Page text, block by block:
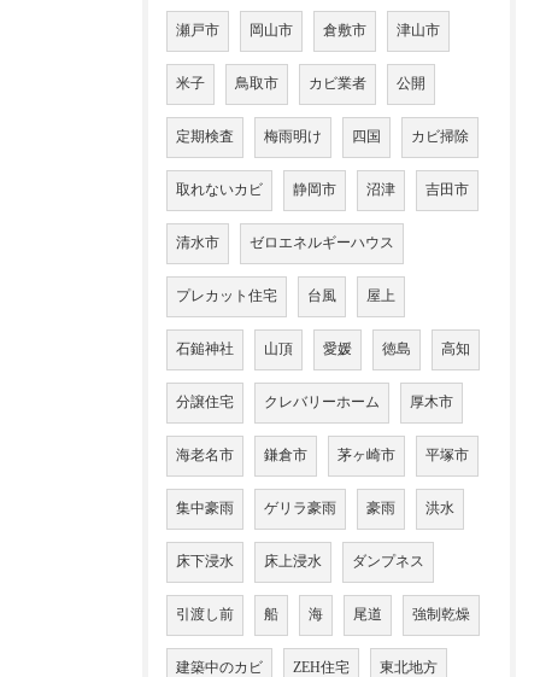
瀬戸市 岡山市 倉敷市 津山市
米子 鳥取市 カビ業者 公開
定期検査 梅雨明け 四国 カビ掃除
取れないカビ 静岡市 沼津 吉田市
清水市 ゼロエネルギーハウス
プレカット住宅 台風 屋上
石鎚神社 山頂 愛媛 徳島 高知
分譲住宅 クレバリーホーム 厚木市
海老名市 鎌倉市 茅ヶ崎市 平塚市
集中豪雨 ゲリラ豪雨 豪雨 洪水
床下浸水 床上浸水 ダンプネス
引渡し前 船 海 尾道 強制乾燥
建築中のカビ ZEH住宅 東北地方